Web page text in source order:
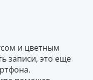
и цветным
записи, это еще